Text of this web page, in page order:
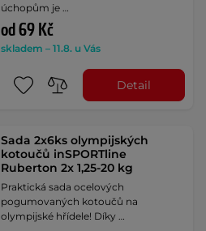
úchopům je …
od 69 Kč
skladem – 11.8. u Vás
Detail
Sada 2x6ks olympijských
kotoučů inSPORTline
Ruberton 2x 1,25-20 kg
Praktická sada ocelových
pogumovaných kotoučů na
olympijské hřídele! Díky …